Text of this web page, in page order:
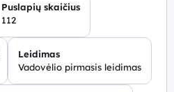
Puslapių skaičius
112
Leidimas
Vadovėlio pirmasis leidimas